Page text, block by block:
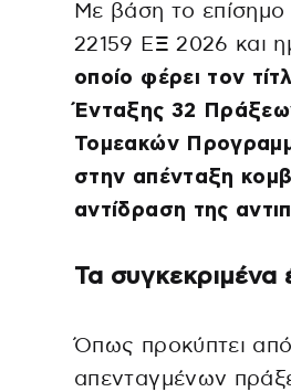
Με βάση το
22159 ΕΞ 2026 και
οποίο φέρει τον
Ένταξης 32
Τομεακών
στην απένταξη
αντίδραση της
Τα συγκεκριμένα
Όπως προκύπτει
απενταγμένων